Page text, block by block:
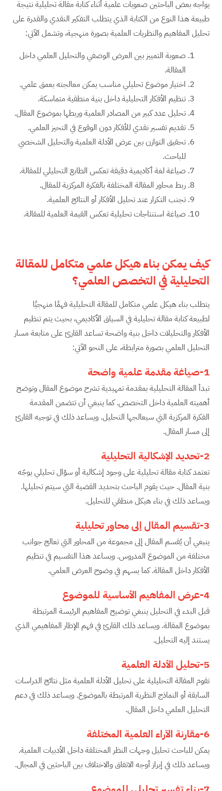
يواجه بعض الباحثين صعوبات علمية أثناء كتابة مقالة تحليلية نتيجة
طبيعة هذا النوع من الكتابة الذي يتطلب التفكير النقدي والقدرة على
تحليل المفاهيم والنظريات العلمية بصورة منهجية، وتشمل الآتي:
صعوبة التمييز بين العرض الوصفي والتحليل العلمي داخل
المقالة.
اختيار موضوع تحليلي مناسب يمكن معالجته بعمق علمي.
تنظيم الأفكار التحليلية داخل بنية منطقية متماسكة.
تحليل عدد كبير من المصادر العلمية وربطها بموضوع المقال.
تقديم تفسير نقدي للأفكار دون الوقوع في التحيز العلمي.
تحقيق التوازن بين عرض الأدلة العلمية والتحليل الشخصي
للباحث.
صياغة لغة أكاديمية دقيقة تعكس الطابع التحليلي للمقالة.
ربط محاور المقالة المختلفة بالفكرة المركزية للمقال.
تجنب التكرار عند تحليل الأفكار أو النتائج العلمية.
صياغة استنتاجات تحليلية تعكس القيمة العلمية للمقالة.
كيف يمكن بناء هيكل علمي متكامل للمقالة
التحليلية في التخصص العلمي؟
يتطلب بناء هيكل علمي متكامل للمقالة التحليلية فهمًا منهجيًا
لطبيعة كتابة مقالة تحليلية في السياق الأكاديمي، بحيث يتم تنظيم
الأفكار والتحليلات داخل بنية واضحة تساعد القارئ على متابعة مسار
التحليل العلمي بصورة مترابطة، على النحو الآتي:
1-صياغة مقدمة علمية واضحة
تبدأ المقالة التحليلية بمقدمة تمهيدية تشرح موضوع المقال وتوضح
أهميته العلمية داخل التخصص. كما ينبغي أن تتضمن المقدمة
الفكرة المركزية التي سيعالجها التحليل. ويساعد ذلك في توجيه القارئ
إلى مسار المقال.
2-تحديد الإشكالية التحليلية
تعتمد كتابة مقالة تحليلية على وجود إشكالية أو سؤال تحليلي يوجّه
بنية المقال. حيث يقوم الباحث بتحديد القضية التي سيتم تحليلها.
ويساعد ذلك في بناء هيكل منطقي للتحليل.
3-تقسيم المقال إلى محاور تحليلية
ينبغي أن يُقسم المقال إلى مجموعة من المحاور التي تعالج جوانب
مختلفة من الموضوع المدروس. ويساعد هذا التقسيم في تنظيم
الأفكار داخل المقالة. كما يسهم في وضوح العرض العلمي.
4-عرض المفاهيم الأساسية للموضوع
قبل البدء في التحليل ينبغي توضيح المفاهيم الرئيسة المرتبطة
بموضوع المقالة. ويساعد ذلك القارئ في فهم الإطار المفاهيمي الذي
يستند إليه التحليل.
5-تحليل الأدلة العلمية
تقوم المقالة التحليلية على تحليل الأدلة العلمية مثل نتائج الدراسات
السابقة أو النماذج النظرية المرتبطة بالموضوع. ويساعد ذلك في دعم
التحليل العلمي داخل المقال.
6-مقارنة الآراء العلمية المختلفة
يمكن للباحث تحليل وجهات النظر المختلفة داخل الأدبيات العلمية.
ويساعد ذلك في إبراز أوجه الاتفاق والاختلاف بين الباحثين في المجال.